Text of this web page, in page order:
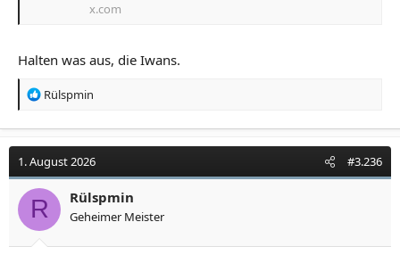
x.com
Halten was aus, die Iwans.
R
a
t
i
o
n
e
Rülspmin
1. August 2026 #3.236
R Rülspmin
Geheimer Meister